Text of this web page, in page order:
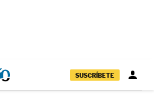
SUSCRÍBETE